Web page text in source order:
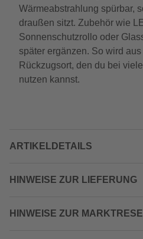
Wärmeabstrahlung spürbar,
draußen sitzt. Zubehör wie
Sonnenschutzrollo oder
später ergänzen. So wird
Rückzugsort, den du bei
nutzen kannst.
ARTIKELDETAILS
HINWEISE ZUR LIEFERUNG
HINWEISE ZUR